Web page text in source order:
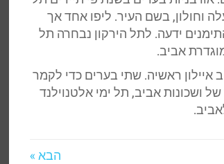
וחולון, בשם העיר. ליפו אחד אך
ידעה. לתל הירקון נבחרה תל
אביב.
איילון ראשיה. שתי בערים כדי לקמר
ושכונות אביב, תל ימי אלטנוילנד
הבא »